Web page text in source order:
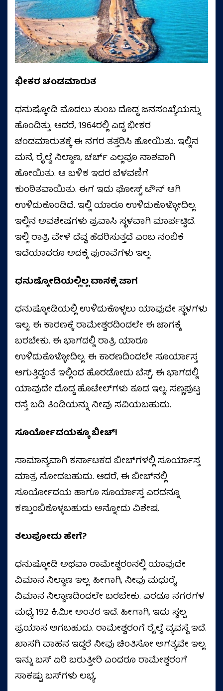
ಭೀಕರ ಚಂಡಮಾರುತ
ಧನುಷ್ಕೋಡಿ ಮೊದಲು ತುಂಬ ದೊಡ್ಡ ಜನಸಂಖ್ಯೆಯನ್ನು
ಹೊಂದಿತ್ತು. ಆದರೆ, 1964ರಲ್ಲಿ ಎದ್ದ ಭೀಕರ
ಚಂಡಮಾರುತಕ್ಕೆ ಈ ನಗರ ತತ್ತರಿಸಿ ಹೋಯಿತು. ಇಲ್ಲಿನ
ಮನೆ, ರೈಲ್ವೆ ನಿಲ್ದಾಣ, ಚರ್ಚ್ ಎಲ್ಲವೂ ನಾಶವಾಗಿ
ಹೋಯಿತು. ಆ ಬಳಿಕ ಇದರ ಬೆಳವಣಿಗೆ
ಕುಂಠಿತವಾಯಿತು. ಈಗ ಇದು ಘೋಸ್ಟ್​ ಟೌನ್ ಆಗಿ
ಉಳಿದುಕೊಂಡಿದೆ. ಇಲ್ಲಿ ಯಾರೂ ಉಳಿದುಕೊಳ್ಳೋದಿಲ್ಲ.
ಇಲ್ಲಿನ ಅವಶೇಷಗಳು ಪ್ರವಾಸಿ ಸ್ಥಳವಾಗಿ ಮಾರ್ಪಟ್ಟಿದೆ.
ಇಲ್ಲಿ ರಾತ್ರಿ ವೇಳೆ ದೆವ್ವ ಹೆದರಿಸುತ್ತದೆ ಎಂಬ ನಂಬಿಕೆ
ಇದೆಯಾದರೂ ಅದಕ್ಕೆ ಪುರಾವೆಗಳು ಇಲ್ಲ.
ಧನುಷ್ಕೋಡಿಯಲ್ಲಿಲ್ಲ ವಾಸಕ್ಕೆ ಜಾಗ
ಧನುಷ್ಕೋಡಿಯಲ್ಲಿ ಉಳಿದುಕೊಳ್ಳಲು ಯಾವುದೇ ಸ್ಥಳಗಳು
ಇಲ್ಲ. ಈ ಕಾರಣಕ್ಕೆ ರಾಮೇಶ್ವರದಿಂದಲೇ ಈ ಜಾಗಕ್ಕೆ
ಬರಬೇಕು. ಈ ಭಾಗದಲ್ಲಿ ರಾತ್ರಿ ಯಾರೂ
ಉಳಿದುಕೊಳ್ಳೋದಿಲ್ಲ. ಈ ಕಾರಣದಿಂದಲೇ ಸೂರ್ಯಾಸ್ತ
ಆಗುತ್ತಿದ್ದಂತೆ ಇಲ್ಲಿಂದ ಹೊರಡೋದು ಬೆಸ್ಟ್. ಈ ಭಾಗದಲ್ಲಿ
ಯಾವುದೇ ದೊಡ್ಡ ಹೊಟೇಲ್​ಗಳು ಕೂಡ ಇಲ್ಲ. ಸಣ್ಣಪುಟ್ಟ
ರಸ್ತೆ ಬದಿ ತಿಂಡಿಯನ್ನು ನೀವು ಸವಿಯಬಹುದು.
ಸೂರ್ಯೋದಯಕ್ಕೂ ಬೀಚ್!
ಸಾಮಾನ್ಯವಾಗಿ ಕರ್ನಾಟಕದ ಬೀಚ್​​ಗಳಲ್ಲಿ ಸೂರ್ಯಾಸ್ತ
ಮಾತ್ರ ನೋಡಬಹುದು. ಆದರೆ, ಈ ಬೀಚ್​​ನಲ್ಲಿ
ಸೂರ್ಯೋದಯ ಹಾಗೂ ಸೂರ್ಯಾಸ್ತ ಎರಡನ್ನೂ
ಕಣ್ತುಂಬಿಕೊಳ್ಳಬಹುದು ಅನ್ನೋದು ವಿಶೇಷ.
ತಲುಪೋದು ಹೇಗೆ?
ಧನುಷ್ಕೋಡಿ ಅಥವಾ ರಾಮೇಶ್ವರಂನಲ್ಲಿ ಯಾವುದೇ
ವಿಮಾನ ನಿಲ್ದಾಣ ಇಲ್ಲ. ಹೀಗಾಗಿ, ನೀವು ಮಧುರೈ
ವಿಮಾನ ನಿಲ್ದಾಣದಿಂದಲೇ ಬರಬೇಕು. ಎರಡೂ ನಗರಗಳ
ಮಧ್ಯೆ 192 ಕಿ.ಮೀ ಅಂತರ ಇದೆ. ಹೀಗಾಗಿ, ಇದು ಸ್ವಲ್ಪ
ಪ್ರಯಾಸ ಆಗಬಹುದು. ರಾಮೇಶ್ವರಂಗೆ ರೈಲ್ವೆ ವ್ಯವಸ್ಥೆ ಇದೆ.
ಖಾಸಗಿ ವಾಹನ ಇದ್ದರೆ ನೀವು ಚಿಂತಿಸೋ ಅಗತ್ಯವೇ ಇಲ್ಲ.
ಇನ್ನು ಬಸ್ ಏರಿ ಬರುತ್ತೀರಿ ಎಂದರೂ ರಾಮೇಶ್ವರಂಗೆ
ಸಾಕಷ್ಟು ಬಸ್​ಗಳು ಲಭ್ಯ.